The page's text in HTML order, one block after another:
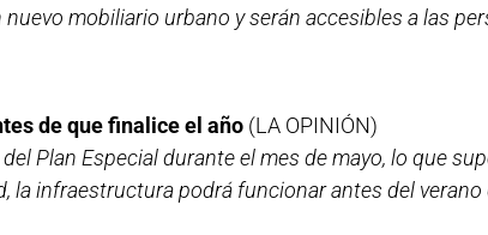
mobiliario urbano y serán accesibles a las
de que finalice el año (LA OPINIÓN)
Plan Especial durante el mes de mayo, lo que
infraestructura podrá funcionar antes del verano